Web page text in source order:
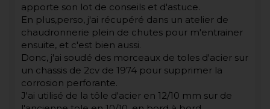
apporte son lot de conseils et d'astuce.
En plus,perso, j'ai récupéré dans un atelier de
chaudronnerie plein de chutes pour m'entrainer
ensuite, et c'est bien aussi.
Donc, j'ai soudé des morceaux de toles d'acier sur
un chassis de 2cv de 1974 pour supprimer la
corrosion perforante.
J'ai utilisé de la tôle d'acier en 12/10 mm sur de